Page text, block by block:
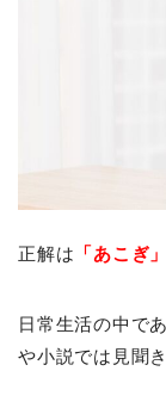
正解は 「あこぎ」
日常生活の中で
や小説では見聞